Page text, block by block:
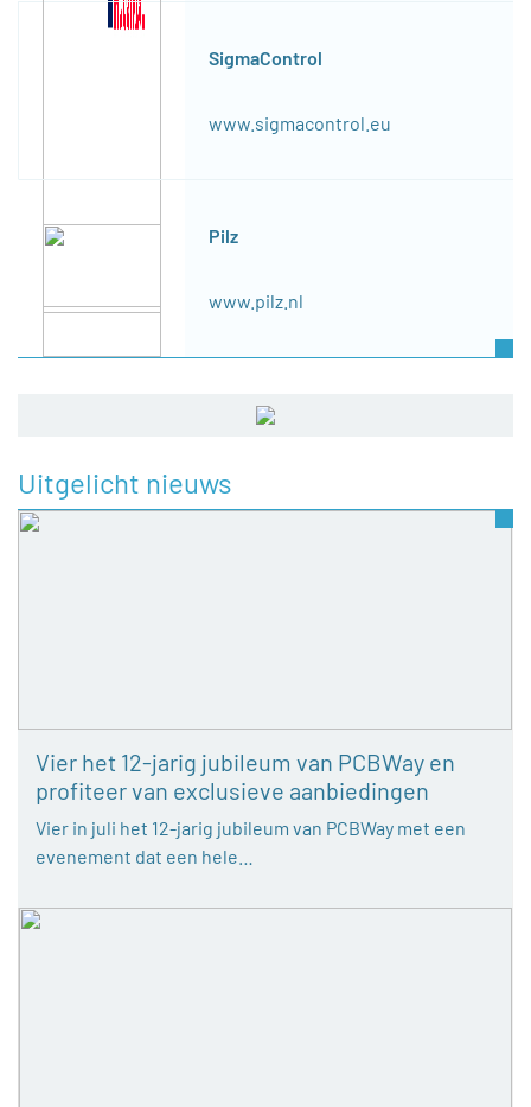
SigmaControl
www.sigmacontrol.eu
Pilz
www.pilz.nl
Uitgelicht nieuws
Vier het 12-jarig jubileum van PCBWay en
profiteer van exclusieve aanbiedingen
Vier in juli het 12-jarig jubileum van PCBWay met een
evenement dat een hele…